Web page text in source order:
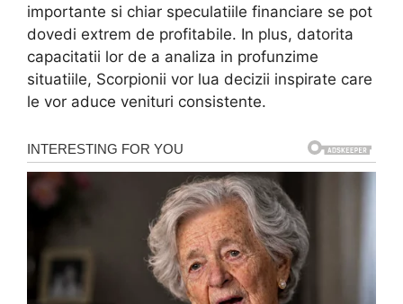
importante si chiar speculatiile financiare se pot
dovedi extrem de profitabile. In plus, datorita
capacitatii lor de a analiza in profunzime
situatiile, Scorpionii vor lua decizii inspirate care
le vor aduce venituri consistente.